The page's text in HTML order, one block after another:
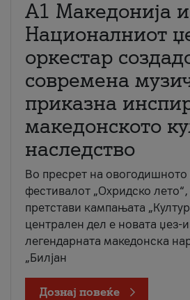
А1 Македонија и
Националниот
оркестар
современа
приказна
македонското
наследство
Во пресрет на овогодишното
фестивалот „Охридско лето“,
претстави кампањата
централен дел е новата џез-
легендарната македонска
„Билјан
Дознај повеќе